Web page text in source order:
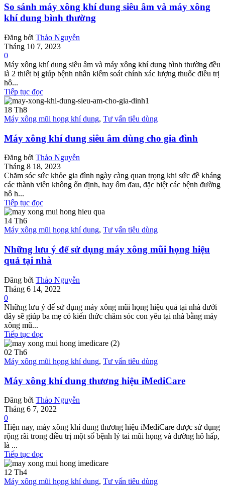
So sánh máy xông khí dung siêu âm và máy xông
khí dung bình thường
Đăng bởi Thảo Nguyễn
Tháng 10 7, 2023
0
Máy xông khí dung siêu âm và máy xông khí dung bình thường đều
là 2 thiết bị giúp bệnh nhân kiểm soát chính xác lượng thuốc điều trị
hô...
Tiếp tục đọc
18 Th8
Máy xông mũi họng khí dung, Tư vấn tiêu dùng
Máy xông khí dung siêu âm dùng cho gia đình
Đăng bởi Thảo Nguyễn
Tháng 8 18, 2023
Chăm sóc sức khỏe gia đình ngày càng quan trọng khi sức đề kháng
các thành viên không ổn định, hay ốm đau, đặc biệt các bệnh đường
hô h...
Tiếp tục đọc
14 Th6
Máy xông mũi họng khí dung, Tư vấn tiêu dùng
Những lưu ý để sử dụng máy xông mũi họng hiệu
quả tại nhà
Đăng bởi Thảo Nguyễn
Tháng 6 14, 2022
0
Những lưu ý để sử dụng máy xông mũi họng hiệu quả tại nhà dưới
đây sẽ giúp ba mẹ có kiến thức chăm sóc con yêu tại nhà bằng máy
xông mũ...
Tiếp tục đọc
02 Th6
Máy xông mũi họng khí dung, Tư vấn tiêu dùng
Máy xông khí dung thương hiệu iMediCare
Đăng bởi Thảo Nguyễn
Tháng 6 7, 2022
0
Hiện nay, máy xông khí dung thương hiệu iMediCare được sử dụng
rộng rãi trong điều trị một số bệnh lý tai mũi họng và đường hô hấp,
là ...
Tiếp tục đọc
12 Th4
Máy xông mũi họng khí dung, Tư vấn tiêu dùng